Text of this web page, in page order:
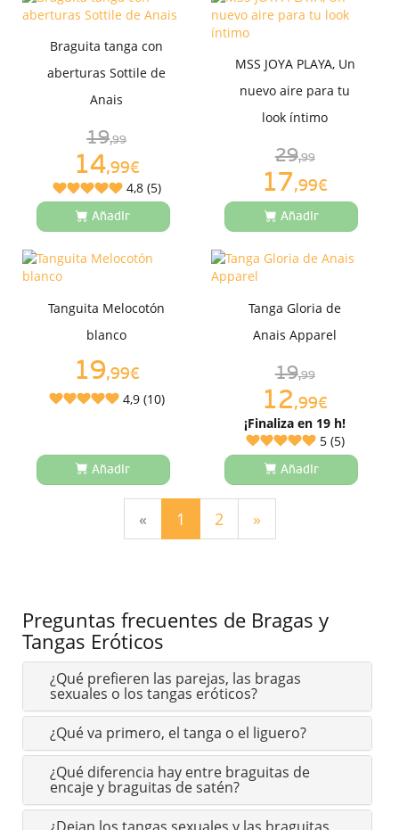
Braguita tanga con
aberturas Sottile de
Anais
19,99
14,99€
4,8 (5)
Añadir
MSS JOYA PLAYA, Un
nuevo aire para tu
look íntimo
29,99
17,99€
Añadir
Tanguita Melocotón
blanco
19,99€
4,9 (10)
Añadir
Tanga Gloria de
Anais Apparel
19,99
12,99€
¡Finaliza en 19 h!
5 (5)
Añadir
« 1 (current)
2 »
Preguntas frecuentes de Bragas y
Tangas Eróticos
¿Qué prefieren las parejas, las bragas
sexuales o los tangas eróticos?
¿Qué va primero, el tanga o el liguero?
¿Qué diferencia hay entre braguitas de
encaje y braguitas de satén?